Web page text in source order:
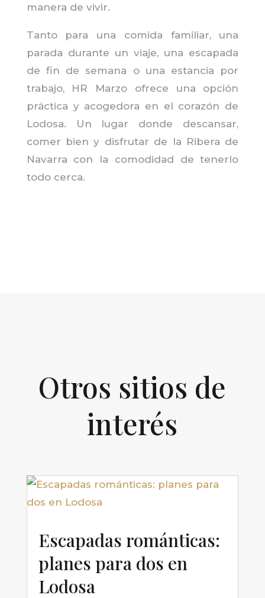
manera de vivir.
Tanto para una comida familiar, una
parada durante un viaje, una escapada
de fin de semana o una estancia por
trabajo, HR Marzo ofrece una opción
práctica y acogedora en el corazón de
Lodosa. Un lugar donde descansar,
comer bien y disfrutar de la Ribera de
Navarra con la comodidad de tenerlo
todo cerca.
Otros sitios de
interés
Escapadas románticas:
planes para dos en
Lodosa